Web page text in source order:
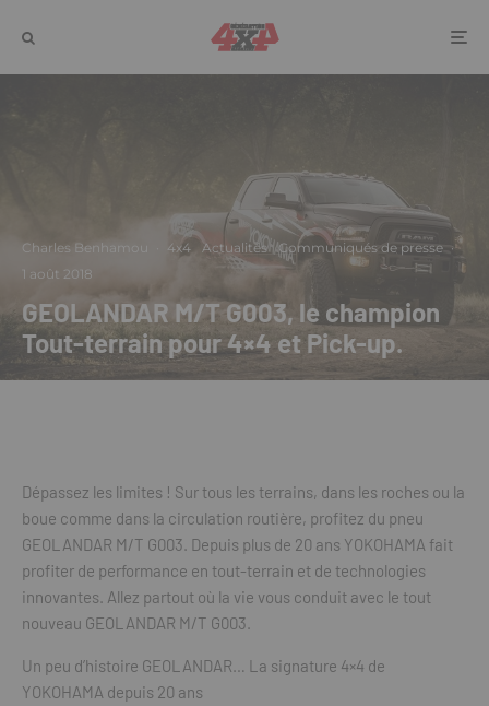
Charles Benhamou 4x4 Actualités Communiqués de presse ·
1 août 2018
GEOLANDAR M/T G003, le champion
Tout-terrain pour 4×4 et Pick-up.
Dépassez les limites ! Sur tous les terrains, dans les roches ou la
boue comme dans la circulation routière, profitez du pneu
GEOLANDAR M/T G003. Depuis plus de 20 ans YOKOHAMA fait
profiter de performance en tout-terrain et de technologies
innovantes. Allez partout où la vie vous conduit avec le tout
nouveau GEOLANDAR M/T G003.
Un peu d’histoire GEOLANDAR… La signature 4×4 de
YOKOHAMA depuis 20 ans